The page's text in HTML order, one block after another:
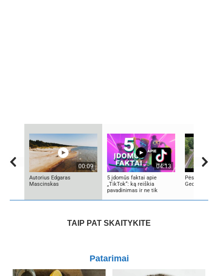
00:09
Autorius Edgaras
Mascinskas
04:13
5 įdomūs faktai apie
„TikTok“: ką reiškia
pavadinimas ir ne tik
Pėsčiųjų
Gedimino
TAIP PAT SKAITYKITE
Patarimai